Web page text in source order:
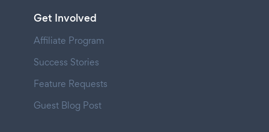
Get Involved
Affiliate Program
Success Stories
Feature Requests
Guest Blog Post